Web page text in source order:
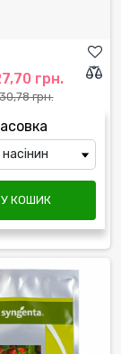
грн.
грн.
У КОШИК